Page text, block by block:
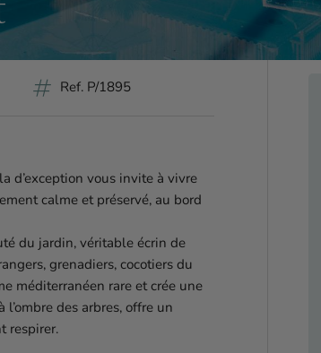
tag Ref. P/1895
d’exception vous invite à vivre
calme et préservé, au bord
du jardin, véritable écrin de
grenadiers, cocotiers du
méditerranéen rare et crée une
des arbres, offre un
respirer.